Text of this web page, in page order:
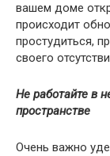
вашем доме
происходит
простудиться,
своего
Не работайте в
пространстве
Очень важно